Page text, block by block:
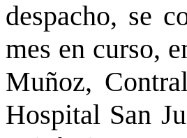
despacho, se
mes en curso,
Muñoz,
Hospital San